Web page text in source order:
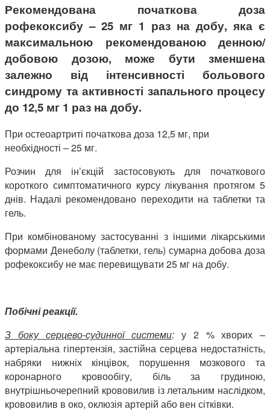
Рекомендована початкова доза
рофекоксибу – 25 мг 1 раз на добу, яка є
максимальною рекомендованою денною/
добовою дозою, може бути зменшена
залежно від інтенсивності больового
синдрому та активності запального процесу
до 12,5 мг 1 раз на добу.
При остеоартриті початкова доза 12,5 мг, при
необхідності – 25 мг.
Розчин для ін’єкцій застосовують для початкового
короткого симптоматичного курсу лікування протягом 5
днів. Надалі рекомендовано переходити на таблетки та
гель.
При комбінованому застосуванні з іншими лікарськими
формами Денеболу (таблетки, гель) сумарна добова доза
рофекоксибу не має перевищувати 25 мг на добу.
Побічні реакції.
З боку серцево-судинної системи: у 2 % хворих –
артеріальна гіпертензія, застійна серцева недостатність,
набряки нижніх кінцівок, порушення мозкового та
коронарного кровообігу, біль за грудиною,
внутрішньочерепний крововилив із летальним наслідком,
крововилив в око, оклюзія артерій або вен сітківки.